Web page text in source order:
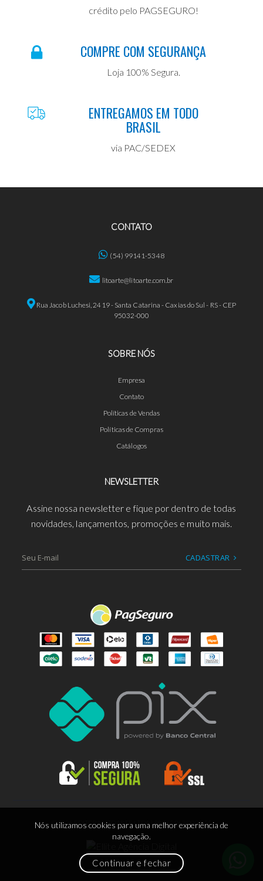
crédito pelo PAGSEGURO!
COMPRE COM SEGURANÇA
Loja 100% Segura.
ENTREGAMOS EM TODO
BRASIL
via PAC/SEDEX
CONTATO
(54) 99141-5348
litoarte@litoarte.com.br
Rua Jacob Luchesi, 2419 - Santa Catarina - Caxias do Sul - RS - CEP
95032-000
SOBRE NÓS
Empresa
Contato
Políticas de Vendas
Políticas de Compras
Catálogos
NEWSLETTER
Assine nossa newsletter e fique por dentro de todas
novidades, lançamentos, promoções e muito mais.
CADASTRAR
© 2026 EDITORA LITOARTE LTDA | 88.665.963/0001-55
Nós utilizamos cookies para uma melhor experiência de
navegação.
Continuar e fechar